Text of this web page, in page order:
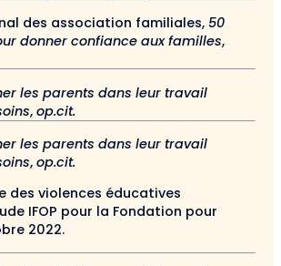
des association familiales, 50
donner confiance aux familles,
les parents dans leur travail
, op.cit.
les parents dans leur travail
, op.cit.
des violences éducatives
IFOP pour la Fondation pour
2022.